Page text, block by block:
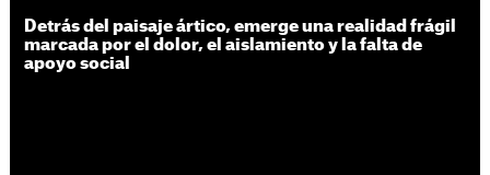
Detrás del paisaje ártico, emerge una realidad frágil
marcada por el dolor, el aislamiento y la falta de
apoyo social